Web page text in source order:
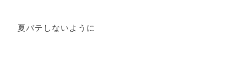
夏バテしないように